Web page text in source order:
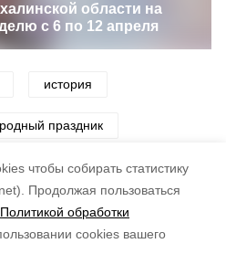
чтобы собирать статистику
Продолжая пользоваться
Политикой обработки
cookies вашего
области на
с 6 по 12 апреля
история
праздник